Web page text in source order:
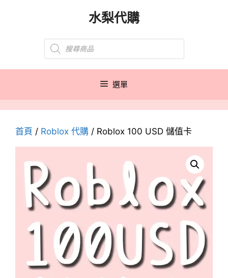
容
水梨代購
Products
search
選單
首頁 / Roblox 代購 / Roblox 100 USD 儲值卡